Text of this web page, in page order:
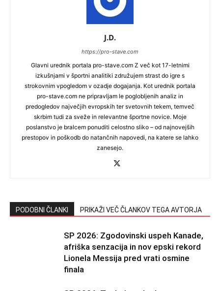
J.D.
https://pro-stave.com
Glavni urednik portala pro-stave.com Z več kot 17-letnimi
izkušnjami v športni analitiki združujem strast do igre s
strokovnim vpogledom v ozadje dogajanja. Kot urednik portala
pro-stave.com ne pripravljam le poglobljenih analiz in
predogledov največjih evropskih ter svetovnih tekem, temveč
skrbim tudi za sveže in relevantne športne novice. Moje
poslanstvo je bralcem ponuditi celostno sliko – od najnovejših
prestopov in poškodb do natančnih napovedi, na katere se lahko
zanesejo.
PODOBNI ČLANKI PRIKAŽI VEČ ČLANKOV TEGA AVTORJA
SP 2026: Zgodovinski uspeh Kanade,
afriška senzacija in nov epski rekord
Lionela Messija pred vrati osmine
finala